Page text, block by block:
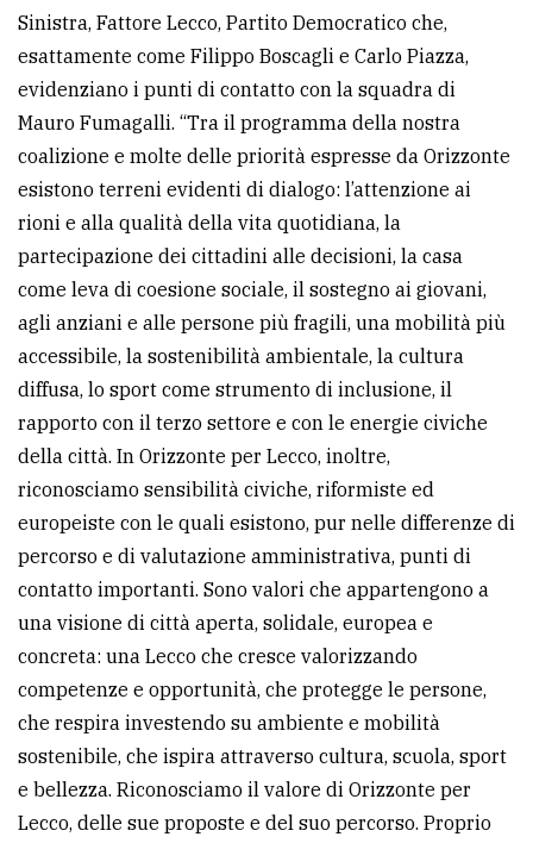
Sinistra, Fattore Lecco, Partito Democratico che,
esattamente come Filippo Boscagli e Carlo Piazza,
evidenziano i punti di contatto con la squadra di
Mauro Fumagalli. “Tra il programma della nostra
coalizione e molte delle priorità espresse da Orizzonte
esistono terreni evidenti di dialogo: l’attenzione ai
rioni e alla qualità della vita quotidiana, la
partecipazione dei cittadini alle decisioni, la casa
come leva di coesione sociale, il sostegno ai giovani,
agli anziani e alle persone più fragili, una mobilità più
accessibile, la sostenibilità ambientale, la cultura
diffusa, lo sport come strumento di inclusione, il
rapporto con il terzo settore e con le energie civiche
della città. In Orizzonte per Lecco, inoltre,
riconosciamo sensibilità civiche, riformiste ed
europeiste con le quali esistono, pur nelle differenze di
percorso e di valutazione amministrativa, punti di
contatto importanti. Sono valori che appartengono a
una visione di città aperta, solidale, europea e
concreta: una Lecco che cresce valorizzando
competenze e opportunità, che protegge le persone,
che respira investendo su ambiente e mobilità
sostenibile, che ispira attraverso cultura, scuola, sport
e bellezza. Riconosciamo il valore di Orizzonte per
Lecco, delle sue proposte e del suo percorso. Proprio